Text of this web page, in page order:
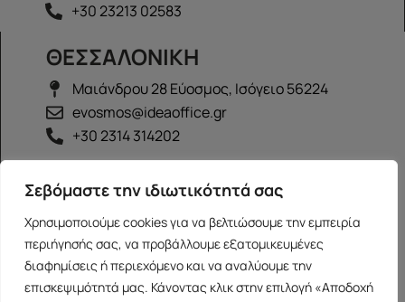
Σεβόμαστε την ιδιωτικότητά σας
Χρησιμοποιούμε cookies για να βελτιώσουμε την εμπειρία
περιήγησής σας, να προβάλλουμε εξατομικευμένες
διαφημίσεις ή περιεχόμενο και να αναλύουμε την
επισκεψιμότητά μας. Κάνοντας κλικ στην επιλογή «Αποδοχή
+30 23213 02583
ΘΕΣΣΑΛΟΝΙΚΗ
Μαιάνδρου 28 Εύοσμος, Ισόγειο 56224
evosmos@ideaoffice.gr
+30 2314 314202
ΙΩΑΝΝΙΝΑ
Γεώργιου Καραϊσκάκη 38, Ισόγειο 45444
ioannina@ideaoffice.gr
+30 26516 08616